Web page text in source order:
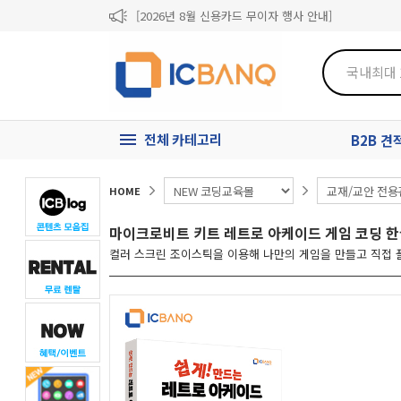
[2026년 8월 신용카드 무이자 행사 안내]
[마일리지 적립 및 사용 정책 개편 안내]
전체 카테고리 B2B 견
HOME
마이크로비트 키트 레트로 아케이드 게임 코딩
컬러 스크린 조이스틱을 이용해 나만의 게임을 만들고 직